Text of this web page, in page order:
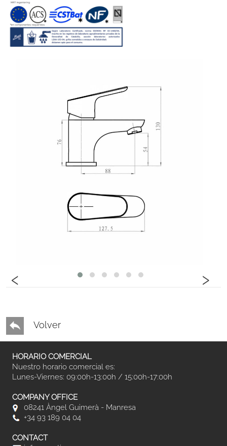
‹ ›
Volver
HORARIO COMERCIAL
Nuestro horario comercial es:
Lunes-Viernes: 09:00h-13:00h / 15:00h-17:00h
COMPANY OFFICE
08241 Àngel Guimerà - Manresa
+34 93 189 04 04
CONTACT